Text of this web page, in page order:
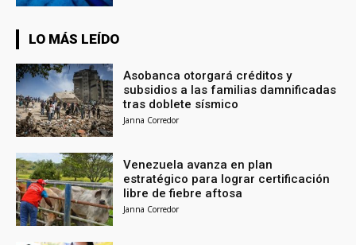
LO MÁS LEÍDO
Asobanca otorgará créditos y
subsidios a las familias damnificadas
tras doblete sísmico
Janna Corredor
Venezuela avanza en plan
estratégico para lograr certificación
libre de fiebre aftosa
Janna Corredor